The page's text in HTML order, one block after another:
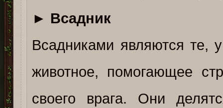
► Всадник
Всадниками являются те,
животное, помогающее
своего врага. Они